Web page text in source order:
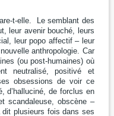
t-elle.
Le semblant des
leur avenir bouché, leurs
leur popo affectif – leur
anthropologie. Car
(ou post-humaines) où
neutralisé, positivé et
obsessions de voir ce
d’halluciné, de forclus en
scandaleuse, obscène –
dit plusieurs fois dans ses